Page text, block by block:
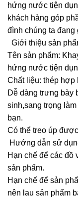
hứng nước tiện
khách hàng góp
đình chúng ta đang
Giới thiệu sản
Tên sản phẩm:
hứng nước tiện
Chất liệu: thép hợp
Dễ dàng trưng bày
sinh,sang trọng
bạn.
Có thể treo úp
Hướng dẫn sử
Hạn chế để các đồ
sản phẩm.
Hạn chế để sản
nên lau sản phẩm